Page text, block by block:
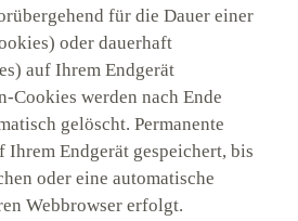
für die Dauer einer
oder dauerhaft
auf Ihrem Endgerät
Cookies werden nach Ende
gelöscht. Permanente
Ihrem Endgerät gespeichert, bis
oder eine automatische
Webbrowser erfolgt.